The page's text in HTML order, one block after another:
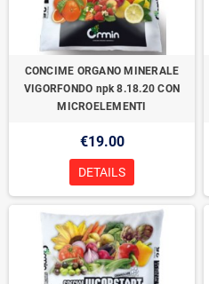
CONCIME ORGANO MINERALE
VIGORFONDO npk 8.18.20 CON
MICROELEMENTI
€19.00
DETAILS